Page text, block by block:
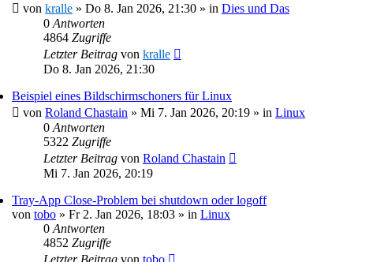
von kralle » Do 8. Jan 2026, 21:30 » in Dies und Das
0 Antworten
4864 Zugriffe
Letzter Beitrag von kralle
Do 8. Jan 2026, 21:30
Beispiel eines Bildschirmschoners für Linux
von Roland Chastain » Mi 7. Jan 2026, 20:19 » in Linux
0 Antworten
5322 Zugriffe
Letzter Beitrag von Roland Chastain
Mi 7. Jan 2026, 20:19
Tray-App Close-Problem bei shutdown oder logoff
von tobo » Fr 2. Jan 2026, 18:03 » in Linux
0 Antworten
4852 Zugriffe
Letzter Beitrag von tobo